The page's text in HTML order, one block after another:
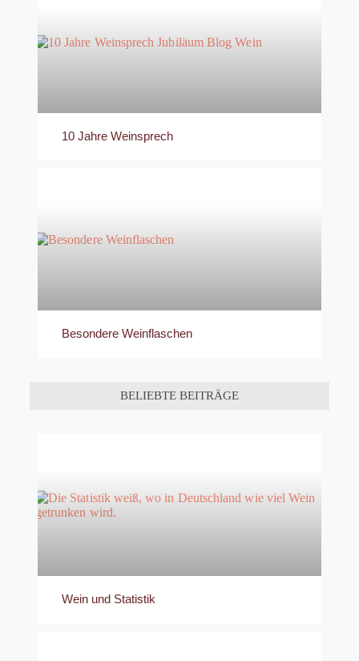
10 Jahre Weinsprech
Besondere Weinflaschen
BELIEBTE BEITRÄGE
Wein und Statistik